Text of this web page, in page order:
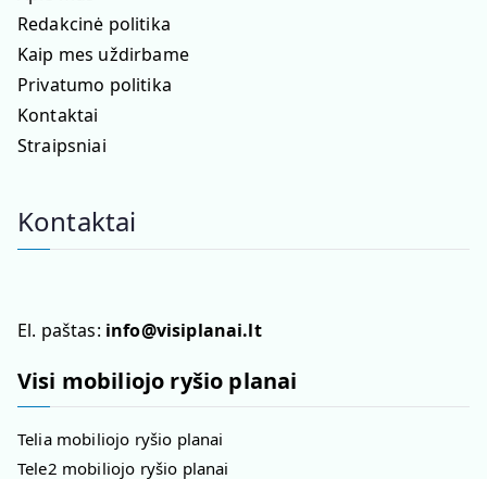
Redakcinė politika
Kaip mes uždirbame
Privatumo politika
Kontaktai
Straipsniai
Kontaktai
El. paštas: info@visiplanai.lt
Visi mobiliojo ryšio planai
Telia mobiliojo ryšio planai
Tele2 mobiliojo ryšio planai